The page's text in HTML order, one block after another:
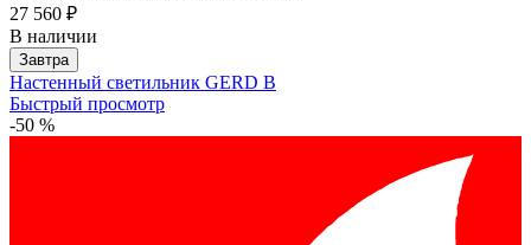
27 560 ₽
В наличии
Завтра
Настенный светильник GERD B
Быстрый просмотр
-50 %